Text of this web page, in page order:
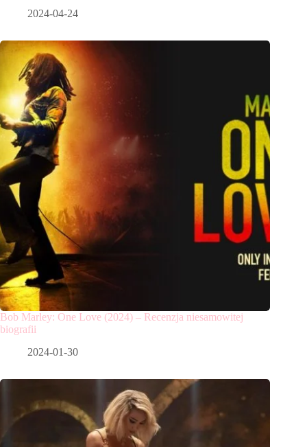
2024-04-24
Bob Marley: One Love (2024) – Recenzja niesamowitej
biografii
2024-01-30